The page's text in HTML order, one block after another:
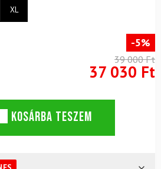
XL
-5%
39 000 Ft
37 030 Ft
KOSÁRBA TESZEM